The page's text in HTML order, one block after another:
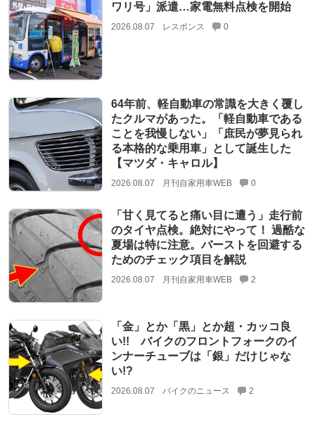
ワリ号」派遣…家電無料点検を開始
2026.08.07 レスポンス 0
64年前、軽自動車の常識を大きく覆し
たクルマがあった。「軽自動車である
ことを我慢しない」「庶民が夢見られ
る本格的な乗用車」として誕生した
【マツダ・キャロル】
2026.08.07 月刊自家用車WEB 0
「甘く見てると痛い目に遭う」走行前
のタイヤ点検。絶対にやって！ 過酷な
夏場は特に注意。バーストを回避する
ためのチェック項目を解説
2026.08.07 月刊自家用車WEB 2
「金」とか「黒」とか超・カッコ良
い!! バイクのフロントフォークのイ
ンナーチューブは「銀」だけじゃな
い!?
2026.08.07 バイクのニュース 2